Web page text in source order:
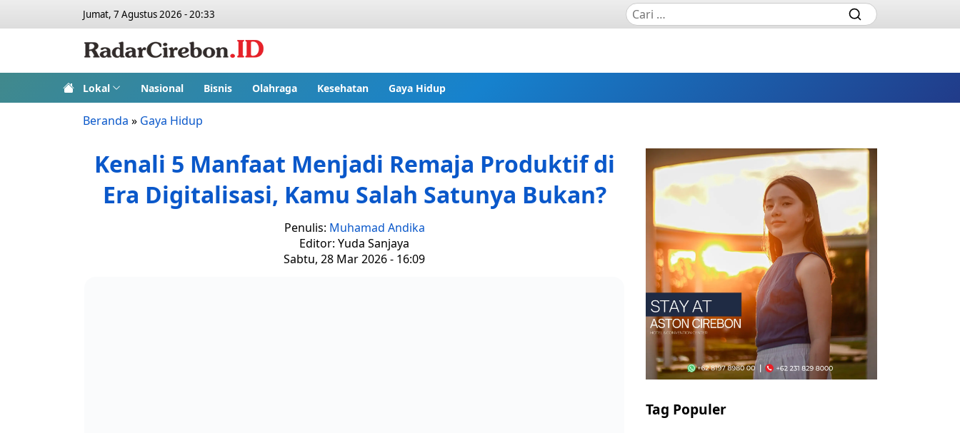
Jumat, 7 Agustus 2026 - 20:33
Lokal Nasional Bisnis Olahraga Kesehatan Gaya Hidup
Beranda » Gaya Hidup
Kenali 5 Manfaat Menjadi Remaja Produktif di
Era Digitalisasi, Kamu Salah Satunya Bukan?
Penulis: Muhamad Andika
Editor: Yuda Sanjaya
Sabtu, 28 Mar 2026 - 16:09
Tag Populer